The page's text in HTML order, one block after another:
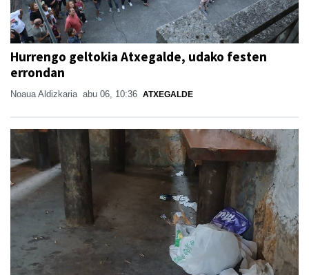
Hurrengo geltokia Atxegalde, udako festen
errondan
Noaua Aldizkaria abu 06, 10:36 ATXEGALDE